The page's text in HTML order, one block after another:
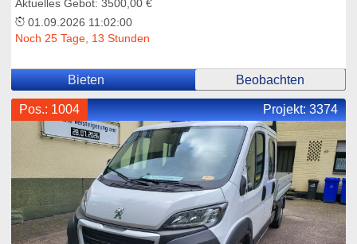
Aktuelles Gebot: 3500,00 €
01.09.2026 11:02:00
Noch 25 Tage, 13 Stunden
Bieten Beobachten
Pos.: 1004 Projekt:3374